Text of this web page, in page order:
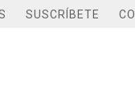
SUSCRÍBETE